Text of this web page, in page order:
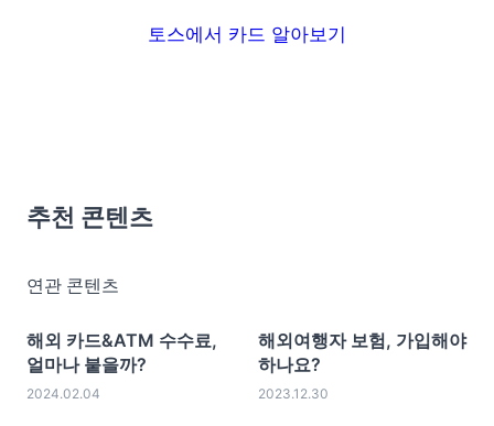
토스에서 카드 알아보기
추천 콘텐츠
연관 콘텐츠
해외 카드&ATM 수수료,
얼마나 붙을까?
2024.02.04
해외여행자 보험, 가입해야
하나요?
2023.12.30